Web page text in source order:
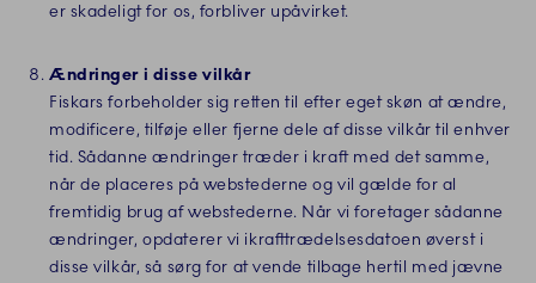
er skadeligt for os, forbliver upåvirket.
Ændringer i disse vilkår
Fiskars forbeholder sig retten til efter eget skøn at ændre,
modificere, tilføje eller fjerne dele af disse vilkår til enhver
tid. Sådanne ændringer træder i kraft med det samme,
når de placeres på webstederne og vil gælde for al
fremtidig brug af webstederne. Når vi foretager sådanne
ændringer, opdaterer vi ikrafttrædelsesdatoen øverst i
disse vilkår, så sørg for at vende tilbage hertil med jævne